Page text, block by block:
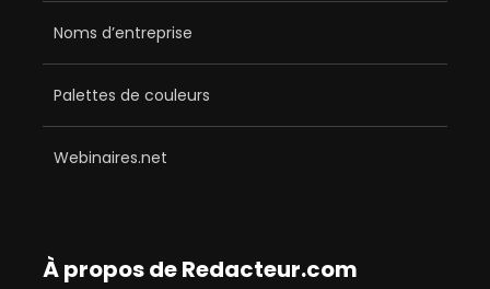
Noms d’entreprise
Palettes de couleurs
Webinaires.net
À propos de Redacteur.com